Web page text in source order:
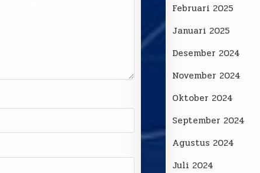
Februari 2025
Januari 2025
Desember 2024
November 2024
Oktober 2024
September 2024
Agustus 2024
Juli 2024